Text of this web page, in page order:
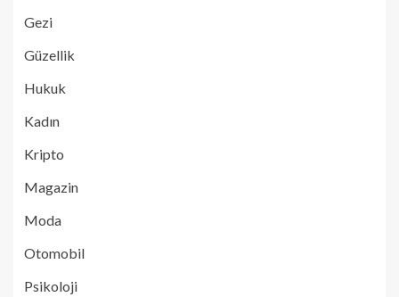
Gezi
Güzellik
Hukuk
Kadın
Kripto
Magazin
Moda
Otomobil
Psikoloji